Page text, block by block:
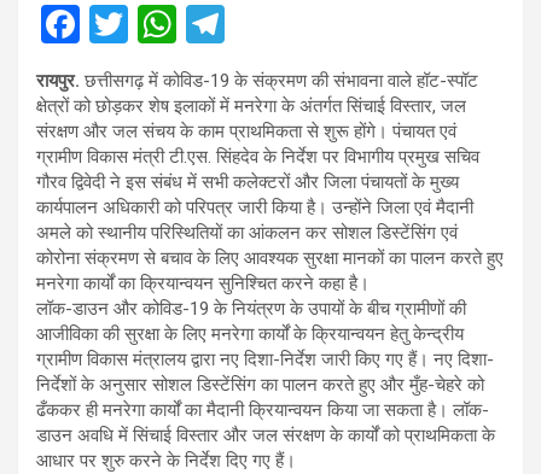
F
a
ce
b
o
o
k
T
wi
tt
er
W
h
at
s
A
p
p
el
e
gr
a
m
रायपुर. छत्तीसगढ़ में कोविड-19 के संक्रमण की संभावना वाले हॉट-स्पॉट
क्षेत्रों को छोड़कर शेष इलाकों में मनरेगा के अंतर्गत सिंचाई विस्तार, जल
संरक्षण और जल संचय के काम प्राथमिकता से शुरू होंगे। पंचायत एवं
ग्रामीण विकास मंत्री टी.एस. सिंहदेव के निर्देश पर विभागीय प्रमुख सचिव
गौरव द्विवेदी ने इस संबंध में सभी कलेक्टरों और जिला पंचायतों के मुख्य
कार्यपालन अधिकारी को परिपत्र जारी किया है। उन्होंने जिला एवं मैदानी
अमले को स्थानीय परिस्थितियों का आंकलन कर सोशल डिस्टेंसिंग एवं
कोरोना संक्रमण से बचाव के लिए आवश्यक सुरक्षा मानकों का पालन करते हुए
मनरेगा कार्यों का क्रियान्वयन सुनिश्चित करने कहा है।
लॉक-डाउन और कोविड-19 के नियंत्रण के उपायों के बीच ग्रामीणों की
आजीविका की सुरक्षा के लिए मनरेगा कार्यों के क्रियान्वयन हेतु केन्द्रीय
ग्रामीण विकास मंत्रालय द्वारा नए दिशा-निर्देश जारी किए गए हैं। नए दिशा-
निर्देशों के अनुसार सोशल डिस्टेंसिंग का पालन करते हुए और मुँह-चेहरे को
ढँककर ही मनरेगा कार्यों का मैदानी क्रियान्वयन किया जा सकता है। लॉक-
डाउन अवधि में सिंचाई विस्तार और जल संरक्षण के कार्यों को प्राथमिकता के
आधार पर शुरु करने के निर्देश दिए गए हैं।